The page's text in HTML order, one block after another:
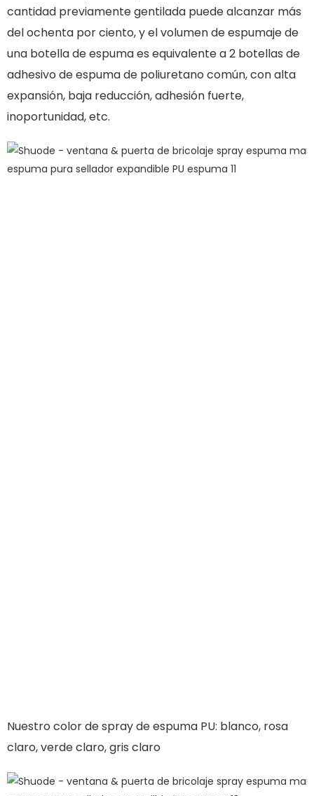
cantidad previamente gentilada puede alcanzar más
del ochenta por ciento, y el volumen de espumaje de
una botella de espuma es equivalente a 2 botellas de
adhesivo de espuma de poliuretano común, con alta
expansión, baja reducción, adhesión fuerte,
inoportunidad, etc.
Nuestro color de spray de espuma PU: blanco, rosa
claro, verde claro, gris claro